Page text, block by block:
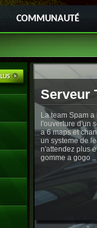
COMMUNAUTÉ
Serveur
La team Spam
l'ouverture d'un
a 6 maps et
un systeme de
n'attendez plus
gomme a gogo ..